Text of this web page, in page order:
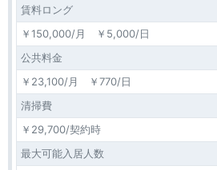
賃料ロング
￥150,000/月 ￥5,000/日
公共料金
￥23,100/月 ￥770/日
清掃費
￥29,700/契約時
最大可能入居人数